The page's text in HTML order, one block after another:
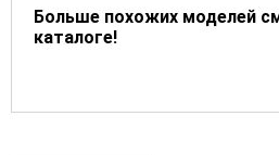
Больше похожих моделей
каталоге!